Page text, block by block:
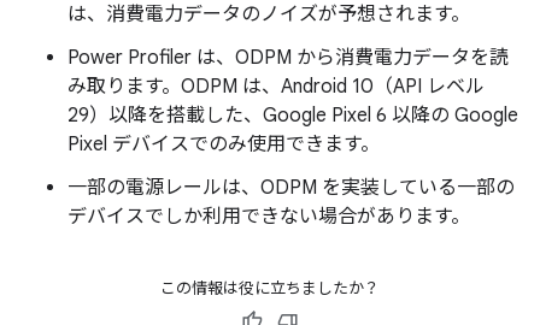
は、消費電力データのノイズが予想されます。
Power Profiler は、ODPM から消費電力データを読
み取ります。ODPM は、Android 10（API レベル
29）以降を搭載した、Google Pixel 6 以降の Google
Pixel デバイスでのみ使用できます。
一部の電源レールは、ODPM を実装している一部の
デバイスでしか利用できない場合があります。
この情報は役に立ちましたか？